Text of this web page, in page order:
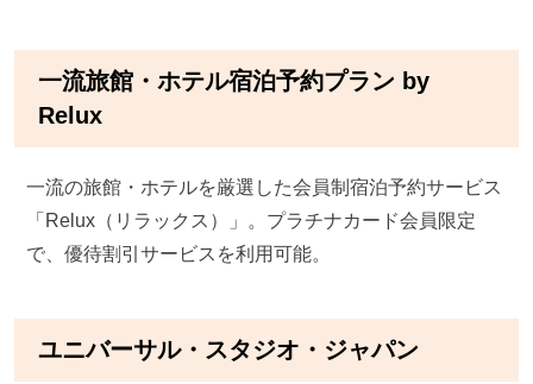
一流旅館・ホテル宿泊予約プラン by
Relux
一流の旅館・ホテルを厳選した会員制宿泊予約サービス
「Relux（リラックス）」。プラチナカード会員限定
で、優待割引サービスを利用可能。
ユニバーサル・スタジオ・ジャパン